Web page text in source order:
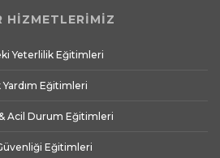
HİZMETLERİMİZ
Yeterlilik Eğitimleri
Yardım Eğitimleri
& Acil Durum Eğitimleri
Eğitimleri